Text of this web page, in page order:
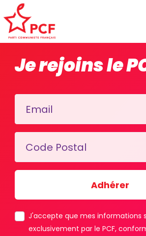
Je rejoins le
Email
Code Postal
J'accepte que mes informations
exclusivement par le PCF,